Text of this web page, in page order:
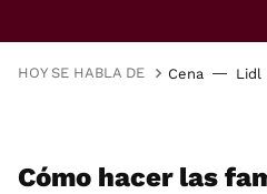
HOY SE HABLA DE Cena Lidl
Cómo hacer las